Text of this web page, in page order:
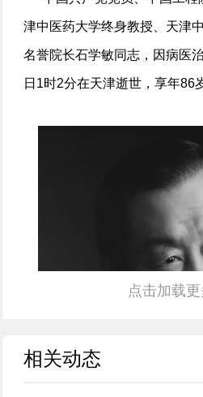
津中医药大学终身教授、天津
名誉院长石学敏同志，因病医
日1时2分在天津逝世，享年86
点击加载更
相关动态